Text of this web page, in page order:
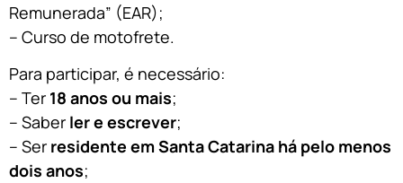
Remunerada” (EAR);
– Curso de motofrete.
Para participar, é necessário:
– Ter 18 anos ou mais;
– Saber ler e escrever;
– Ser residente em Santa Catarina há pelo menos
dois anos;